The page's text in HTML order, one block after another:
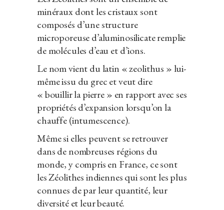
minéraux dont les cristaux sont
composés d’une structure
microporeuse d’aluminosilicate remplie
de molécules d’eau et d’ions.
Le nom vient du latin « zeolithus » lui-
même issu du grec et veut dire
« bouillir la pierre » en rapport avec ses
propriétés d’expansion lorsqu’on la
chauffe (intumescence).
Même si elles peuvent se retrouver
dans de nombreuses régions du
monde, y compris en France, ce sont
les Zéolithes indiennes qui sont les plus
connues de par leur quantité, leur
diversité et leur beauté.